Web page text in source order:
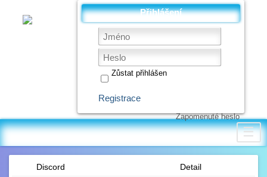
Přihlášení
Zůstat přihlášen
Registrace
Zapomenuté heslo
☰
Discord Detail